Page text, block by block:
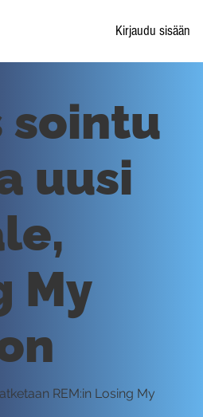
Kirjaudu sisään
sointu
uusi
My
REM:in Losing My